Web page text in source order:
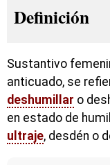
Definición
Sustantivo
anticuado, se
deshumillar o
en estado de
ultraje, desdén o